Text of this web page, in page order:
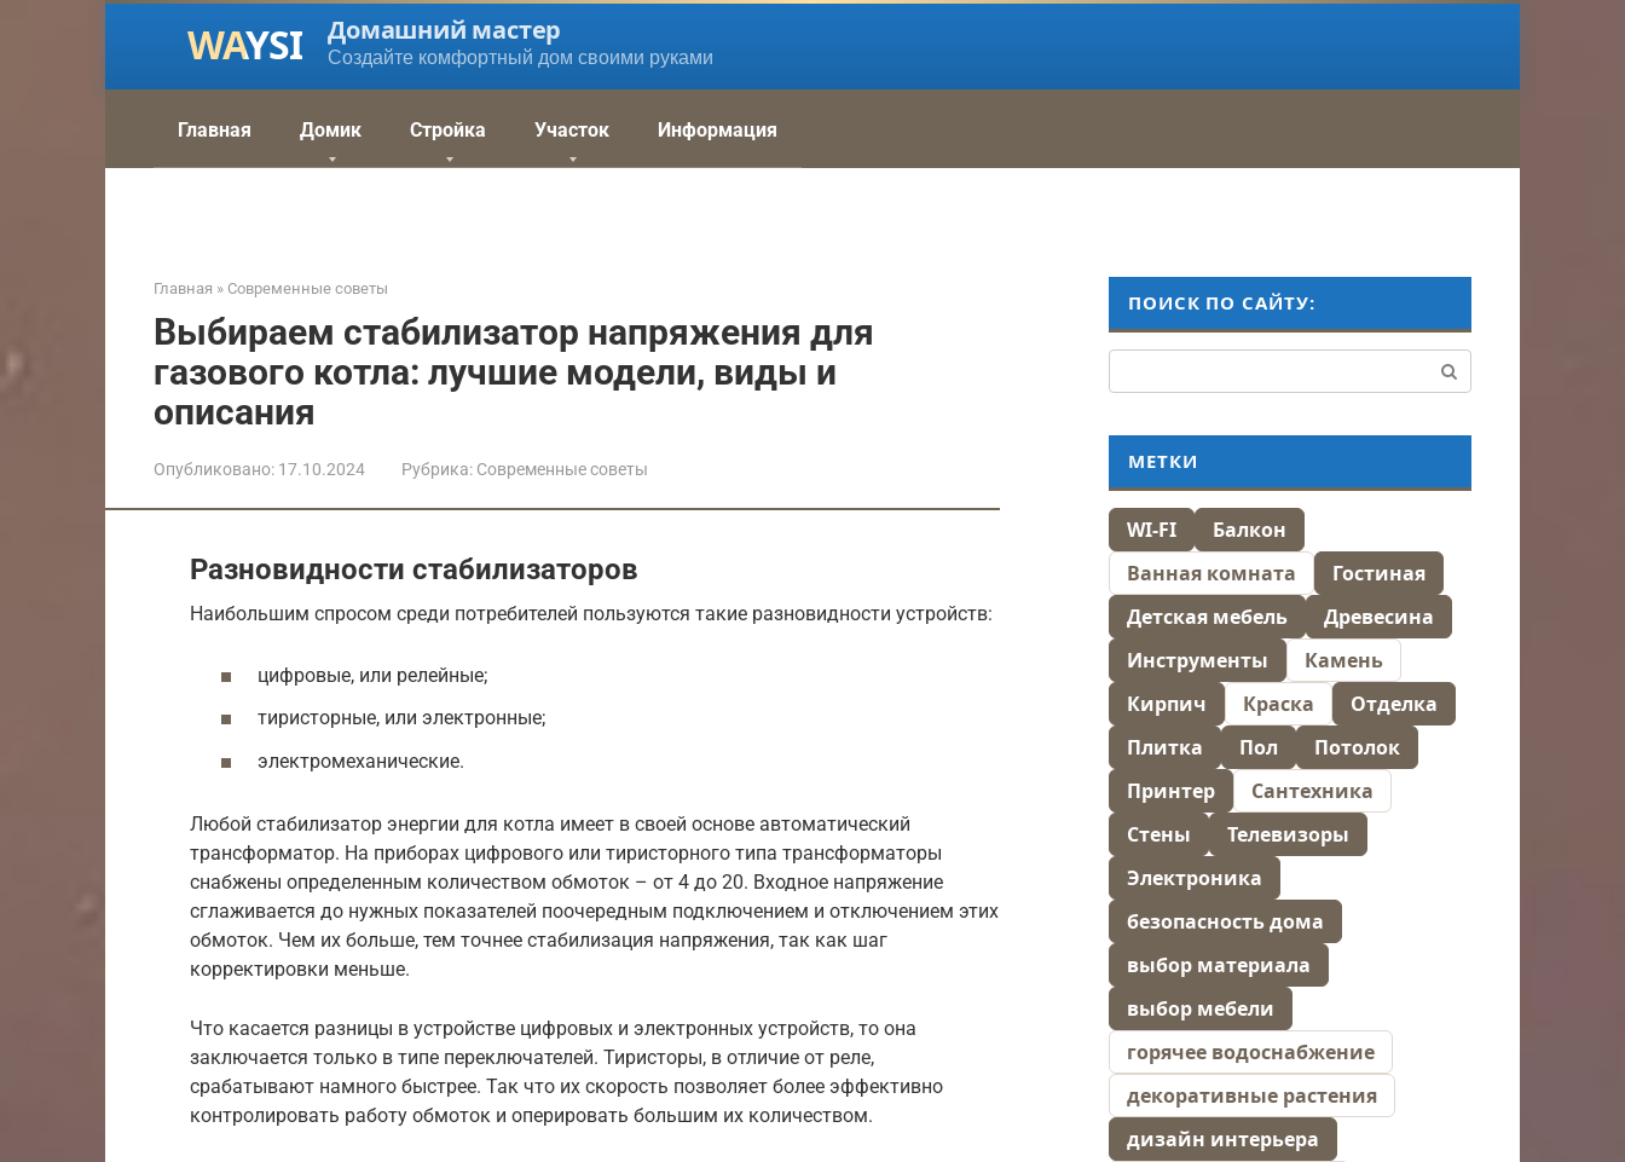
Домашний мастер
Создайте комфортный дом своими руками
Главная Домик Стройка Участок Информация
Главная » Современные советы
Выбираем стабилизатор напряжения для
газового котла: лучшие модели, виды и
описания
Опубликовано: 17.10.2024 Рубрика: Современные советы
Разновидности стабилизаторов
Наибольшим спросом среди потребителей пользуются такие разновидности устройств:
цифровые, или релейные;
тиристорные, или электронные;
электромеханические.
Любой стабилизатор энергии для котла имеет в своей основе автоматический
трансформатор. На приборах цифрового или тиристорного типа трансформаторы
снабжены определенным количеством обмоток – от 4 до 20. Входное напряжение
сглаживается до нужных показателей поочередным подключением и отключением этих
обмоток. Чем их больше, тем точнее стабилизация напряжения, так как шаг
корректировки меньше.
Что касается разницы в устройстве цифровых и электронных устройств, то она
заключается только в типе переключателей. Тиристоры, в отличие от реле,
срабатывают намного быстрее. Так что их скорость позволяет более эффективно
контролировать работу обмоток и оперировать большим их количеством.
ПОИСК ПО САЙТУ:
МЕТКИ
WI-FI
Балкон
Ванная комната
Гостиная
Детская мебель
Древесина
Инструменты
Камень
Кирпич
Краска
Отделка
Плитка
Пол
Потолок
Принтер
Сантехника
Стены
Телевизоры
Электроника
безопасность дома
выбор материала
выбор мебели
горячее водоснабжение
декоративные растения
дизайн интерьера